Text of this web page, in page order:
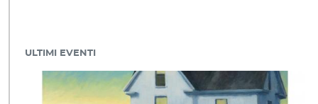
ULTIMI EVENTI